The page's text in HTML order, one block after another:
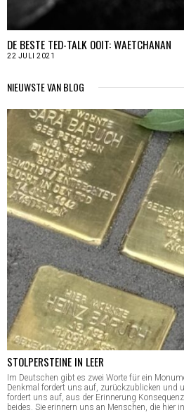
DE BESTE TED-TALK OOIT: WAETCHANAN
22 JULI 2021
NIEUWSTE VAN BLOG
STOLPERSTEINE IN LEER
Im Deutschen gibt es zwei Worte für ein
Denkmal fordert uns auf, zurückzublicken und
fordert uns auf, aus der Erinnerung
beides. Sie erinnern uns an Menschen, die hier